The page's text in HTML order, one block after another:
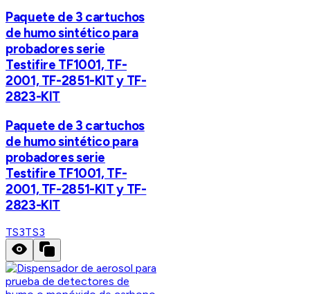
Paquete de 3 cartuchos
de humo sintético para
probadores serie
Testifire TF1001, TF-
2001, TF-2851-KIT y TF-
2823-KIT
Paquete de 3 cartuchos
de humo sintético para
probadores serie
Testifire TF1001, TF-
2001, TF-2851-KIT y TF-
2823-KIT
TS3TS3